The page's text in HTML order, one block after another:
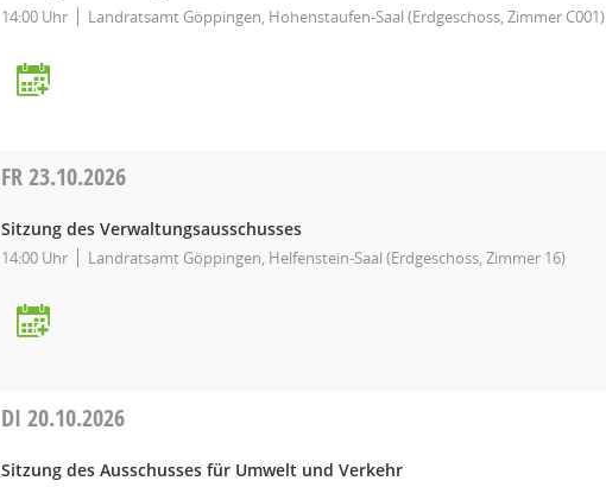
14:00 Uhr Landratsamt Göppingen, Hohenstaufen-Saal (Erdgeschoss, Zimmer C001)
FR23.10.2026
Sitzung des Verwaltungsausschusses
14:00 Uhr Landratsamt Göppingen, Helfenstein-Saal (Erdgeschoss, Zimmer 16)
DI 20.10.2026
Sitzung des Ausschusses für Umwelt und Verkehr